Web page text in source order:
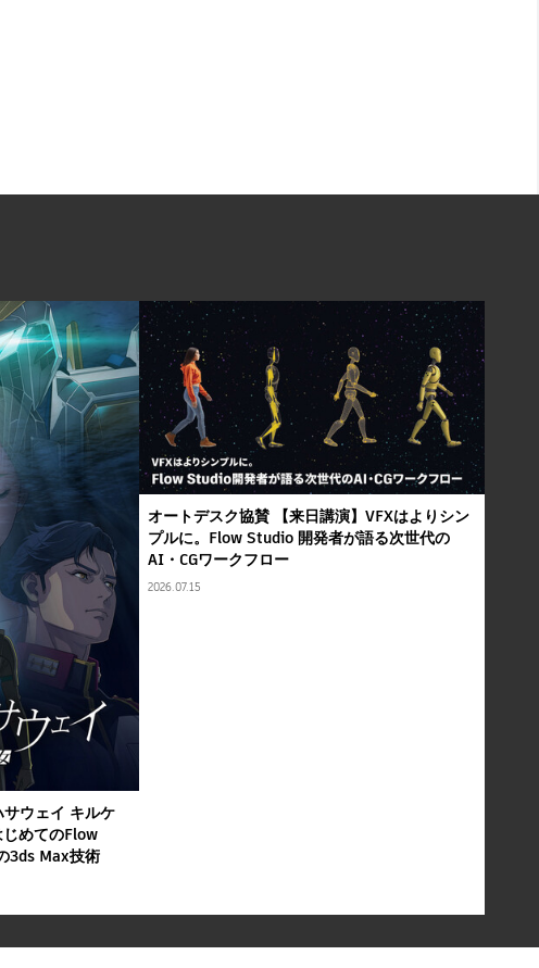
サウェイ キルケ
めてのFlow
3ds Max技術
オートデスク協賛 【来日講演】VFXはよりシン
プルに。Flow Studio 開発者が語る次世代の
AI・CGワークフロー
2026.07.15